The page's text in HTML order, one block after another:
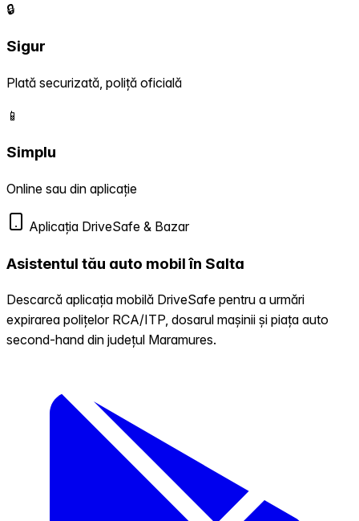
🔒
Sigur
Plată securizată, poliță oficială
📱
Simplu
Online sau din aplicație
Aplicația DriveSafe & Bazar
Asistentul tău auto mobil în Salta
Descarcă aplicația mobilă DriveSafe pentru a urmări
expirarea polițelor RCA/ITP, dosarul mașinii și piața auto
second-hand din județul Maramures.